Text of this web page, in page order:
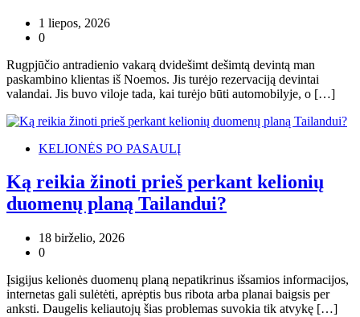
1 liepos, 2026
0
Rugpjūčio antradienio vakarą dvidešimt dešimtą devintą man
paskambino klientas iš Noemos. Jis turėjo rezervaciją devintai
valandai. Jis buvo viloje tada, kai turėjo būti automobilyje, o […]
KELIONĖS PO PASAULĮ
Ką reikia žinoti prieš perkant kelionių
duomenų planą Tailandui?
18 birželio, 2026
0
Įsigijus kelionės duomenų planą nepatikrinus išsamios informacijos,
internetas gali sulėtėti, aprėptis bus ribota arba planai baigsis per
anksti. Daugelis keliautojų šias problemas suvokia tik atvykę […]